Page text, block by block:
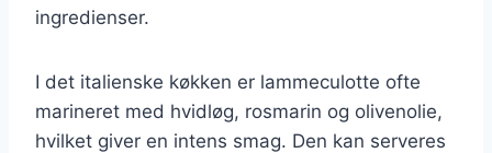
ingredienser.
I det italienske køkken er lammeculotte ofte
marineret med hvidløg, rosmarin og olivenolie,
hvilket giver en intens smag. Den kan serveres